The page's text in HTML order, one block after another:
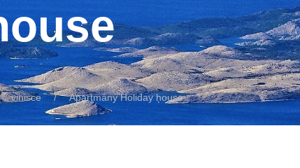
vinisce Apartmány Holiday house